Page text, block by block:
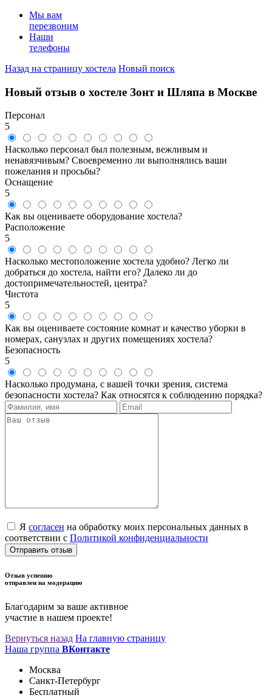
Мы вам
перезвоним
Наши
телефоны
Назад на страницу хостела Новый поиск
Новый отзыв о хостеле Зонт и Шляпа в Москве
Персонал
5
Насколько персонал был полезным, вежливым и
ненавязчивым? Своевременно ли выполнялись ваши
пожелания и просьбы?
Оснащение
5
Как вы оцениваете оборудование хостела?
Расположение
5
Насколько местоположение хостела удобно? Легко ли
добраться до хостела, найти его? Далеко ли до
достопримечательностей, центра?
Чистота
5
Как вы оцениваете состояние комнат и качество уборки в
номерах, санузлах и других помещениях хостела?
Безопасность
5
Насколько продумана, с вашей точки зрения, система
безопасности хостела? Как относятся к соблюдению порядка?
Я согласен на обработку моих персональных данных в
соответствии с Политикой конфиденциальности
Отправить отзыв
Отзыв успешно
отправлен на модерацию
Благодарим за ваше активное
участие в нашем проекте!
Вернуться назад На главную страницу
Наша группа ВКонтакте
Москва
Санкт-Петербург
Бесплатный